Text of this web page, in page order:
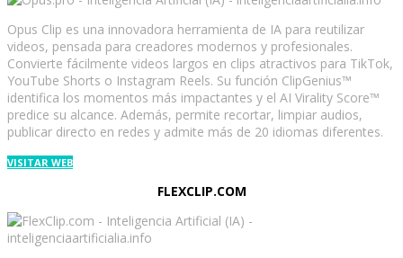
Opus Clip es una innovadora herramienta de IA para reutilizar
videos, pensada para creadores modernos y profesionales.
Convierte fácilmente videos largos en clips atractivos para TikTok,
YouTube Shorts o Instagram Reels. Su función ClipGenius™
identifica los momentos más impactantes y el AI Virality Score™
predice su alcance. Además, permite recortar, limpiar audios,
publicar directo en redes y admite más de 20 idiomas diferentes.
VISITAR WEB
FLEXCLIP.COM